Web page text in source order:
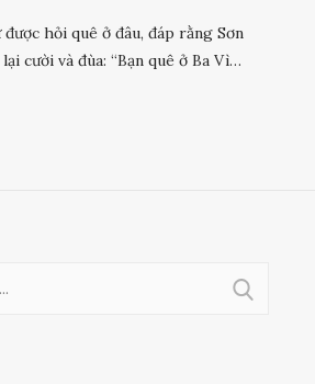
hỏi quê ở đâu, đáp rằng Sơn
cười và đùa: “Bạn quê ở Ba Vì…